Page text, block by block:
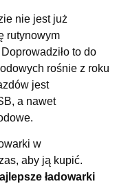
nie jest już
rutynowym
to do
rośnie z roku
jest
a nawet
w
aby ją kupić.
ładowarki